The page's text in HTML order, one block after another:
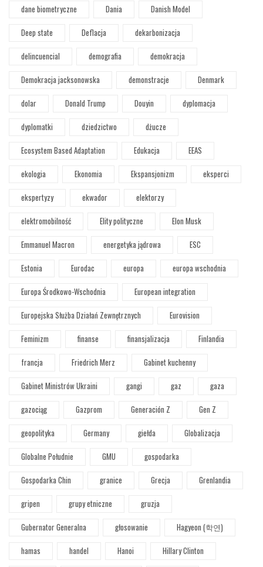
dane biometryczne Dania
Danish Model
Deep state
Deflacja
dekarbonizacja
delincuencial
demografia
demokracja
Demokracja jacksonowska
demonstracje
Denmark
dolar
Donald Trump Douyin
dyplomacja
dyplomatki
dziedzictwo
dżucze
Ecosystem Based Adaptation
Edukacja
EEAS
ekologia
Ekonomia Ekspansjonizm
eksperci
ekspertyzy
ekwador
elektorzy
elektromobilność
Elity polityczne
Elon Musk
Emmanuel Macron
energetyka jądrowa
ESC
Estonia
Eurodac europa
europa wschodnia
Europa Środkowo-Wschodnia
European integration
Europejska Służba Działań Zewnętrznych
Eurovision
Feminizm
finanse finansjalizacja
Finlandia
francja
Friedrich Merz
Gabinet kuchenny
Gabinet Ministrów Ukraini
gangi gaz
gaza
gazociąg
Gazprom Generación Z
Gen Z
geopolityka
Germany giełda
Globalizacja
Globalne Południe
GMU
gospodarka
Gospodarka Chin
granice Grecja
Grenlandia
gripen
grupy etniczne
gruzja
Gubernator Generalna
głosowanie
Hagyeon (학연)
hamas
handel Hanoi
Hillary Clinton